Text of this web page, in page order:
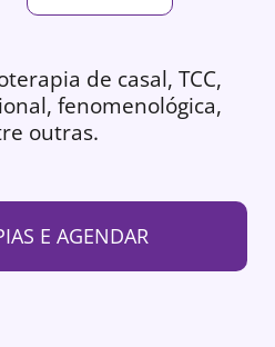
de casal, TCC,
fenomenológica,
outras.
E AGENDAR